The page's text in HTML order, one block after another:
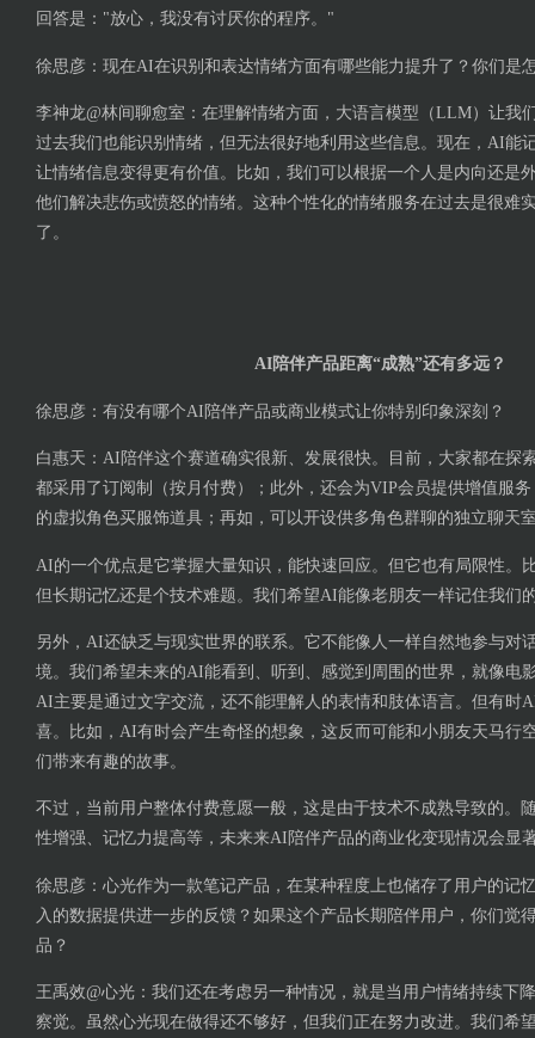
回答是："放心，我没有讨厌你的程序。"
徐思彦：现在AI在识别和表达情绪方面有哪些能力提升了？你们是
李神龙@林间聊愈室：在理解情绪方面，大语言模型（LLM）让我
过去我们也能识别情绪，但无法很好地利用这些信息。现在，AI能
让情绪信息变得更有价值。比如，我们可以根据一个人是内向还是
他们解决悲伤或愤怒的情绪。这种个性化的情绪服务在过去是很难
了。
AI陪伴产品距离“成熟”还有多远？
徐思彦：有没有哪个AI陪伴产品或商业模式让你特别印象深刻？
白惠天：AI陪伴这个赛道确实很新、发展很快。目前，大家都在探
都采用了订阅制（按月付费）；此外，还会为VIP会员提供增值服
的虚拟角色买服饰道具；再如，可以开设供多角色群聊的独立聊天
AI的一个优点是它掌握大量知识，能快速回应。但它也有局限性。
但长期记忆还是个技术难题。我们希望AI能像老朋友一样记住我们
另外，AI还缺乏与现实世界的联系。它不能像人一样自然地参与对
境。我们希望未来的AI能看到、听到、感觉到周围的世界，就像电
AI主要是通过文字交流，还不能理解人的表情和肢体语言。但有时
喜。比如，AI有时会产生奇怪的想象，这反而可能和小朋友天马行
们带来有趣的故事。
不过，当前用户整体付费意愿一般，这是由于技术不成熟导致的。
性增强、记忆力提高等，未来来AI陪伴产品的商业化变现情况会显
徐思彦：心光作为一款笔记产品，在某种程度上也储存了用户的记
入的数据提供进一步的反馈？如果这个产品长期陪伴用户，你们觉
品？
王禹效@心光：我们还在考虑另一种情况，就是当用户情绪持续下
察觉。虽然心光现在做得还不够好，但我们正在努力改进。我们希